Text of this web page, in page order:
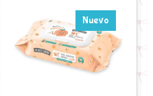
Nuevo